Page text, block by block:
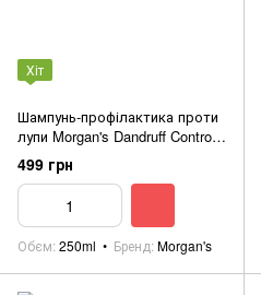
Хіт
Шампунь-профілактика проти
лупи Morgan's Dandruff Control
Shampoo 250ml
499 грн
Обєм 250ml Бренд Morgan's